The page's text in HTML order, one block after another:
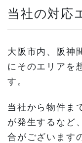
当社の対応
大阪市内、阪神
にそのエリアを
す。
当社から物件ま
が発生するなど
合がございます